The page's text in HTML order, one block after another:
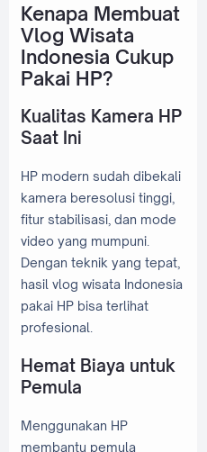
Kenapa Membuat
Vlog Wisata
Indonesia Cukup
Pakai HP?
Kualitas Kamera HP
Saat Ini
HP modern sudah dibekali
kamera beresolusi tinggi,
fitur stabilisasi, dan mode
video yang mumpuni.
Dengan teknik yang tepat,
hasil vlog wisata Indonesia
pakai HP bisa terlihat
profesional.
Hemat Biaya untuk
Pemula
Menggunakan HP
membantu pemula